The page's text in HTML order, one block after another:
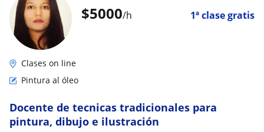
$5000/h 1ª clase gratis
Clases on line
Pintura al óleo
Docente de tecnicas tradicionales para
pintura, dibujo e ilustración